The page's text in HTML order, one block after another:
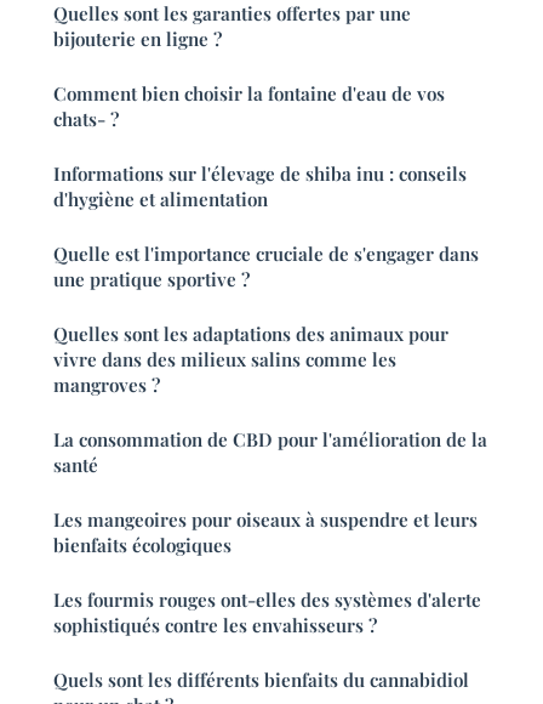
Quelles sont les garanties offertes par une
bijouterie en ligne ?
Comment bien choisir la fontaine d'eau de vos
chats- ?
Informations sur l'élevage de shiba inu : conseils
d'hygiène et alimentation
Quelle est l'importance cruciale de s'engager dans
une pratique sportive ?
Quelles sont les adaptations des animaux pour
vivre dans des milieux salins comme les
mangroves ?
La consommation de CBD pour l'amélioration de la
santé
Les mangeoires pour oiseaux à suspendre et leurs
bienfaits écologiques
Les fourmis rouges ont-elles des systèmes d'alerte
sophistiqués contre les envahisseurs ?
Quels sont les différents bienfaits du cannabidiol